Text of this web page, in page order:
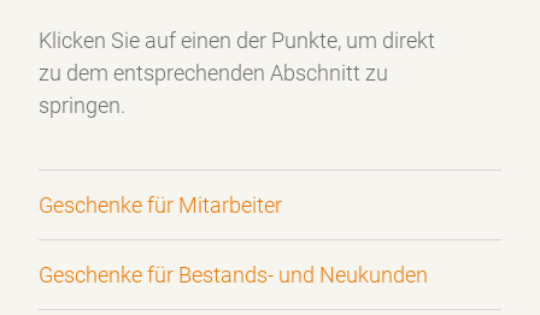
Klicken Sie auf einen der Punkte, um direkt
zu dem entsprechenden Abschnitt zu
springen.
Geschenke für Mitarbeiter
Geschenke für Bestands- und Neukunden